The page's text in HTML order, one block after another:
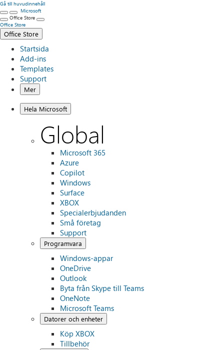
Gå till huvudinnehåll
Microsoft
Office Store
Office Store
Office Store
Startsida
Add-ins
Templates
Support
Mer
Hela Microsoft
Global
Microsoft 365
Azure
Copilot
Windows
Surface
XBOX
Specialerbjudanden
Små företag
Support
Programvara
Windows-appar
OneDrive
Outlook
Byta från Skype till Teams
OneNote
Microsoft Teams
Datorer och enheter
Köp XBOX
Tillbehör